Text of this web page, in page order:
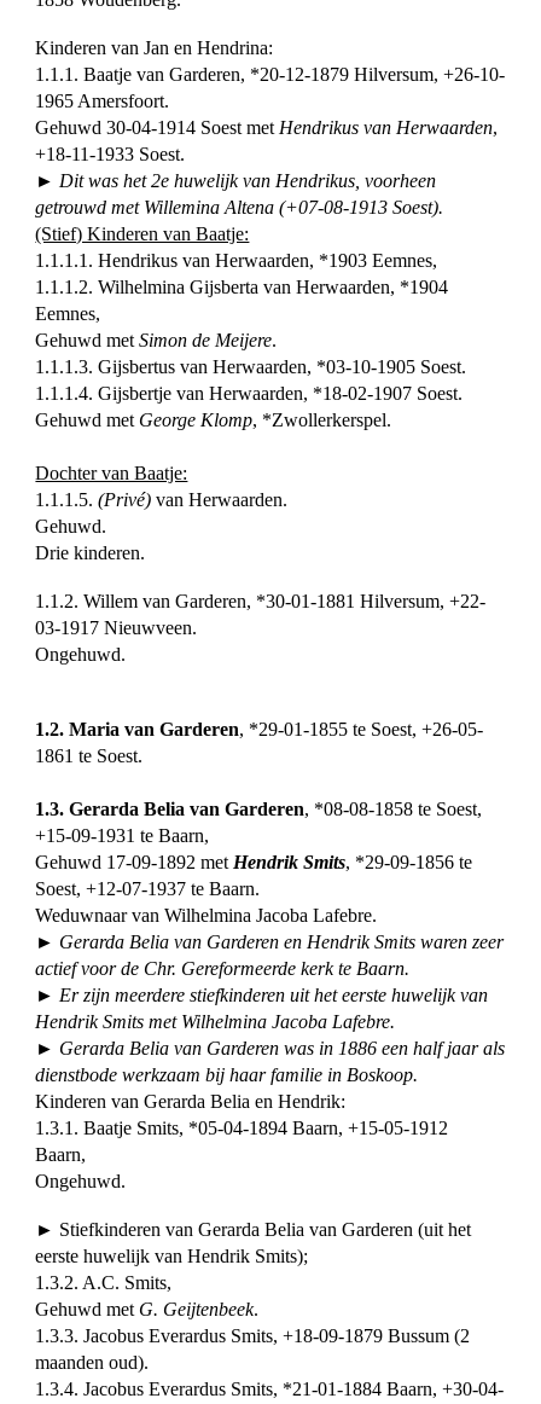
Kinderen van Jan en Hendrina:
1.1.1. Baatje van Garderen, *20-12-1879 Hilversum, +26-10-
1965 Amersfoort.
Gehuwd 30-04-1914 Soest met Hendrikus van Herwaarden,
+18-11-1933 Soest.
► Dit was het 2e huwelijk van Hendrikus, voorheen
getrouwd met Willemina Altena (+07-08-1913 Soest).
(Stief) Kinderen van Baatje:
1.1.1.1. Hendrikus van Herwaarden, *1903 Eemnes,
1.1.1.2. Wilhelmina Gijsberta van Herwaarden, *1904
Eemnes,
Gehuwd metSimon de Meijere.
1.1.1.3. Gijsbertus van Herwaarden, *03-10-1905 Soest.
1.1.1.4. Gijsbertje van Herwaarden, *18-02-1907 Soest.
Gehuwd met George Klomp, *Zwollerkerspel.
Dochter van Baatje:
1.1.1.5.(Privé)van Herwaarden.
Gehuwd.
Drie kinderen.
1.1.2. Willem van Garderen, *30-01-1881 Hilversum, +22-
03-1917 Nieuwveen.
Ongehuwd.
1.2. Maria van Garderen, *29-01-1855 te Soest, +26-05-
1861 te Soest.
1.3. Gerarda Belia van Garderen, *08-08-1858 te Soest,
+15-09-1931 te Baarn,
Gehuwd 17-09-1892 met Hendrik Smits, *29-09-1856 te
Soest, +12-07-1937 te Baarn.
Weduwnaar van Wilhelmina Jacoba Lafebre.
► Gerarda Belia van Garderen en Hendrik Smits waren zeer
actief voor de Chr. Gereformeerde kerk te Baarn.
► Er zijn meerdere stiefkinderen uit het eerste huwelijk van
Hendrik Smits met Wilhelmina Jacoba Lafebre.
► Gerarda Belia van Garderen was in 1886 een half jaar als
dienstbode werkzaam bij haar familie in Boskoop.
Kinderen van Gerarda Belia en Hendrik:
1.3.1. Baatje Smits, *05-04-1894 Baarn, +15-05-1912
Baarn,
Ongehuwd.
► Stiefkinderen van Gerarda Belia van Garderen (uit het
eerste huwelijk van Hendrik Smits);
1.3.2. A.C. Smits,
Gehuwd met G. Geijtenbeek.
1.3.3. Jacobus Everardus Smits, +18-09-1879 Bussum (2
maanden oud).
1.3.4.Jacobus Everardus Smits, *21-01-1884 Baarn, +30-04-